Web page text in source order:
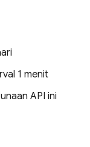
1 menit
API ini